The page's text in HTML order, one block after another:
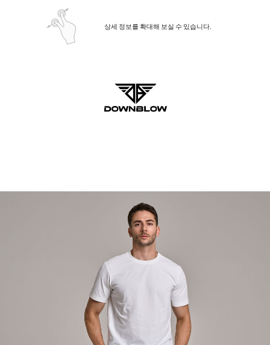
상세 정보를 확대해 보실 수 있습니다.